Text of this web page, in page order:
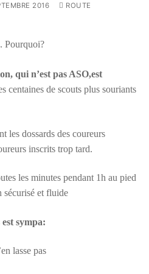
2016
ROUTE
Pourquoi?
qui n’est pas ASO,est
centaines de scouts plus souriants
les dossards des coureurs
inscrits trop tard.
les minutes pendant 1h au pied
sécurisé et fluide
sympa:
lasse pas